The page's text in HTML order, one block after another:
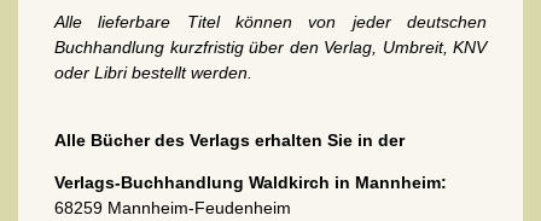
Alle lieferbare Titel können von jeder deutschen
Buchhandlung kurzfristig über den Verlag, Umbreit, KNV
oder Libri bestellt werden.
Alle Bücher des Verlags erhalten Sie in der
Verlags-Buchhandlung Waldkirch in Mannheim:
68259 Mannheim-Feudenheim